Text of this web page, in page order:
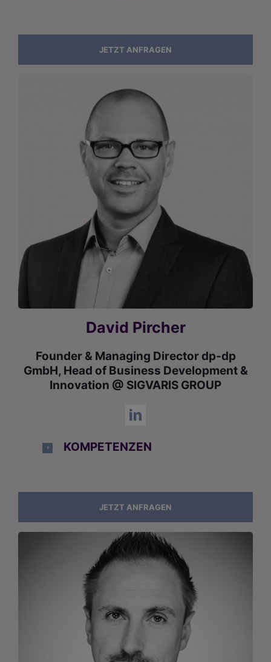
JETZT ANFRAGEN
David Pircher
Founder & Managing Director dp-dp
GmbH, Head of Business Development &
Innovation @ SIGVARIS GROUP
KOMPETENZEN
JETZT ANFRAGEN